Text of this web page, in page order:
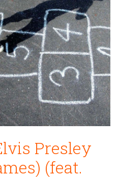
Presley
(feat.